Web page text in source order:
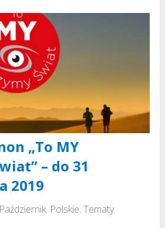
„To MY
– do 31
2019
Październik, Polskie,Tematy